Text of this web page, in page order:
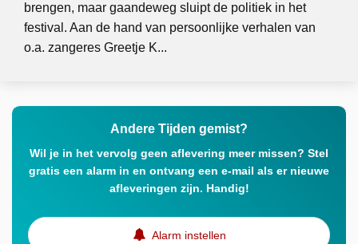
brengen, maar gaandeweg sluipt de politiek in het
festival. Aan de hand van persoonlijke verhalen van
o.a. zangeres Greetje K...
Andere Tijden gemist?
Wil je in het vervolg geen aflevering meer missen? Stel
gratis een alarm in en ontvang een e-mail als er nieuwe
afleveringen zijn. Handig!
Alarm instellen